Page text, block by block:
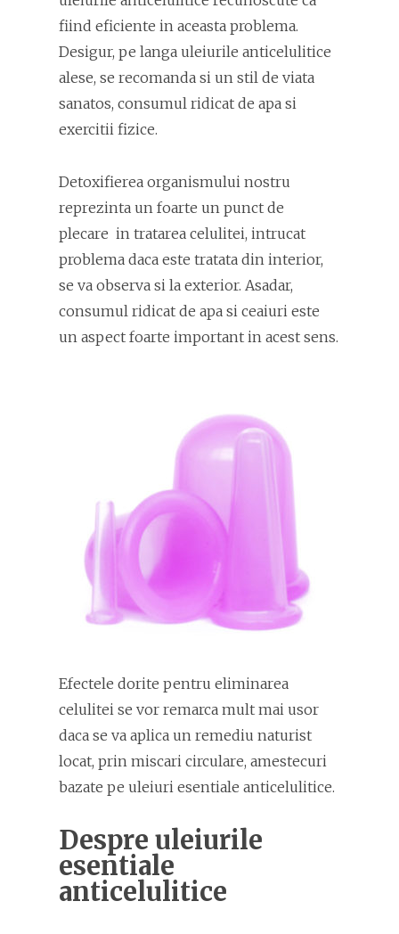
fiind eficiente in aceasta problema.
Desigur, pe langa uleiurile anticelulitice
alese, se recomanda si un stil de viata
sanatos, consumul ridicat de apa si
exercitii fizice.
Detoxifierea organismului nostru
reprezinta un foarte un punct de
plecare in tratarea celulitei, intrucat
problema daca este tratata din interior,
se va observa si la exterior. Asadar,
consumul ridicat de apa si ceaiuri este
un aspect foarte important in acest sens.
Efectele dorite pentru eliminarea
celulitei se vor remarca mult mai usor
daca se va aplica un remediu naturist
locat, prin miscari circulare, amestecuri
bazate pe uleiuri esentiale anticelulitice.
Despre uleiurile
esentiale
anticelulitice